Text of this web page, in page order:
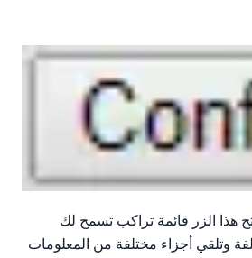
هذا الزر قائمة تراكب تسمح لك
وتلقي أجزاء مختلفة من المعلومات